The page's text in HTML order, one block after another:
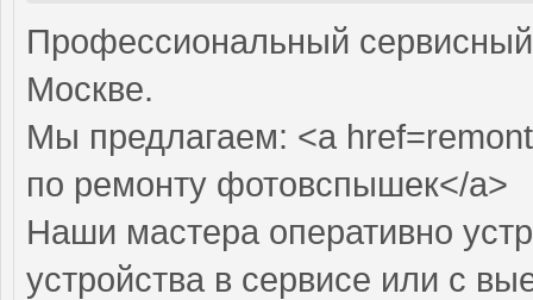
Профессиональный
Москве.
Мы предлагаем: <a
по ремонту фотовспышек</a>
Наши мастера оперативно
устройства в сервисе или с